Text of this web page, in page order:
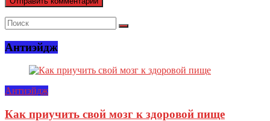
Антиэйдж
Антиэйдж
Как приучить свой мозг к здоровой пище